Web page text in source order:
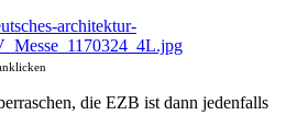
die EZB ist dann jedenfalls